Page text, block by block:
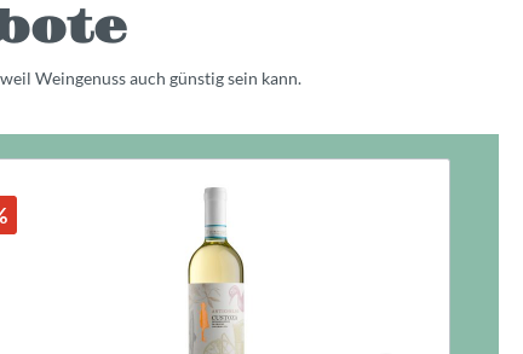
Weingenuss auch günstig sein kann.